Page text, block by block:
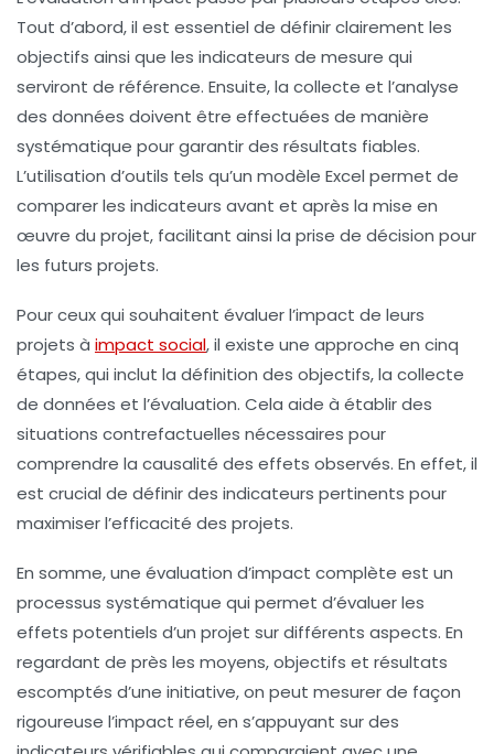
Tout d’abord, il est essentiel de définir clairement les
objectifs ainsi que les indicateurs de mesure qui
serviront de référence. Ensuite, la collecte et l’analyse
des données doivent être effectuées de manière
systématique pour garantir des résultats fiables.
L’utilisation d’outils tels qu’un modèle Excel permet de
comparer les indicateurs avant et après la mise en
œuvre du projet, facilitant ainsi la prise de décision pour
les futurs projets.
Pour ceux qui souhaitent évaluer l’impact de leurs
projets à impact social, il existe une approche en cinq
étapes, qui inclut la définition des objectifs, la collecte
de données et l’évaluation. Cela aide à établir des
situations contrefactuelles nécessaires pour
comprendre la causalité des effets observés. En effet, il
est crucial de définir des indicateurs pertinents pour
maximiser l’efficacité des projets.
En somme, une évaluation d’impact complète est un
processus systématique qui permet d’évaluer les
effets potentiels d’un projet sur différents aspects. En
regardant de près les moyens, objectifs et résultats
escomptés d’une initiative, on peut mesurer de façon
rigoureuse l’impact réel, en s’appuyant sur des